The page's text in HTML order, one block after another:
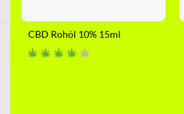
CBD Rohöl 10% 15ml